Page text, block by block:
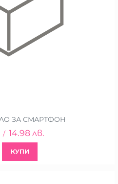
ЗА СМАРТФОН
/ 14.98 лв.
КУПИ